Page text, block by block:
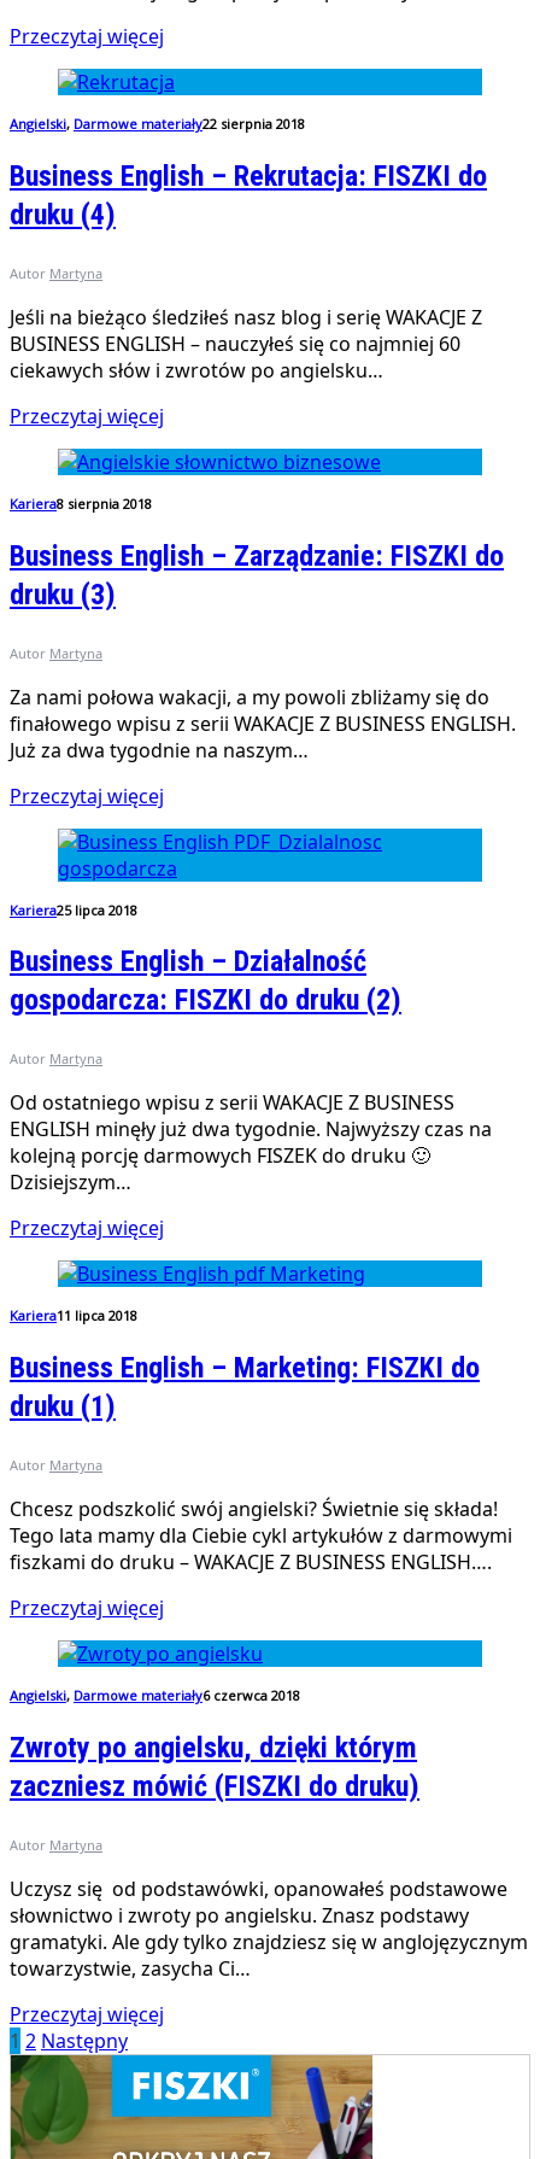
Przeczytaj więcej
Angielski, Darmowe materiały22 sierpnia 2018
Business English – Rekrutacja: FISZKI do
druku (4)
Autor Martyna
Jeśli na bieżąco śledziłeś nasz blog i serię WAKACJE Z
BUSINESS ENGLISH – nauczyłeś się co najmniej 60
ciekawych słów i zwrotów po angielsku…
Przeczytaj więcej
Kariera8 sierpnia 2018
Business English – Zarządzanie: FISZKI do
druku (3)
Autor Martyna
Za nami połowa wakacji, a my powoli zbliżamy się do
finałowego wpisu z serii WAKACJE Z BUSINESS ENGLISH.
Już za dwa tygodnie na naszym…
Przeczytaj więcej
Kariera25 lipca 2018
Business English – Działalność
gospodarcza: FISZKI do druku (2)
Autor Martyna
Od ostatniego wpisu z serii WAKACJE Z BUSINESS
ENGLISH minęły już dwa tygodnie. Najwyższy czas na
kolejną porcję darmowych FISZEK do druku 🙂
Dzisiejszym…
Przeczytaj więcej
Kariera11 lipca 2018
Business English – Marketing: FISZKI do
druku (1)
Autor Martyna
Chcesz podszkolić swój angielski? Świetnie się składa!
Tego lata mamy dla Ciebie cykl artykułów z darmowymi
fiszkami do druku – WAKACJE Z BUSINESS ENGLISH….
Przeczytaj więcej
Angielski, Darmowe materiały6 czerwca 2018
Zwroty po angielsku, dzięki którym
zaczniesz mówić (FISZKI do druku)
Autor Martyna
Uczysz się od podstawówki, opanowałeś podstawowe
słownictwo i zwroty po angielsku. Znasz podstawy
gramatyki. Ale gdy tylko znajdziesz się w anglojęzycznym
towarzystwie, zasycha Ci…
Przeczytaj więcej
1 2 Następny